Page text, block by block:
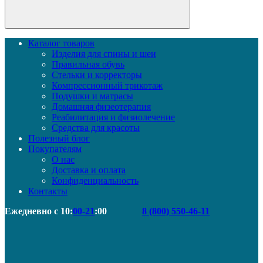
Каталог товаров
Изделия для спины и шеи
Правильная обувь
Стельки и корректоры
Компрессионный трикотаж
Подушки и матрасы
Домашняя физеотерапия
Реабилитация и физиолечение
Средства для красоты
Полезный блог
Покупателям
О нас
Доставка и оплата
Конфиденциальность
Контакты
Ежедневно с 10:00-21:00 8 (800) 550-46-11